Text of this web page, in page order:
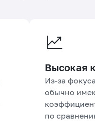
Высокая
Из-за
обычно
по